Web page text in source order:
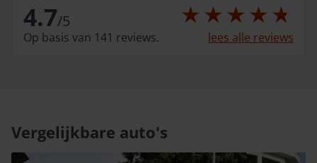
4.7/5
Op basis van 141 reviews. lees alle reviews
Vergelijkbare auto's